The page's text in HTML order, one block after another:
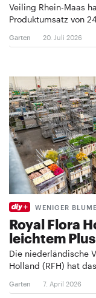
Veiling Rhein-Maas
Produktumsatz von
Garten 20. Juli 2026
WENIGER
Royal Flora
leichtem Plus
Die niederländische
Holland (RFH) hat
Garten 7. April 2026